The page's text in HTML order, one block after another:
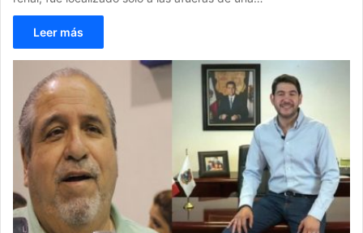
Leer más